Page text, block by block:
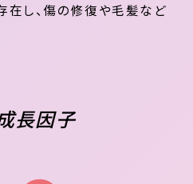
在し、傷の修復や毛髪など
長因子